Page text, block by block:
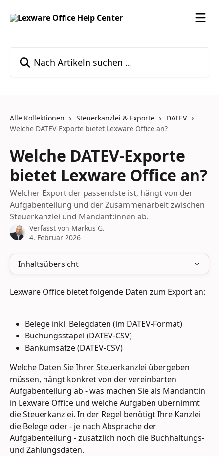
Alle Kollektionen Steuerkanzlei & Exporte
DATEV
Welche DATEV-Exporte bietet Lexware Office an?
Welche DATEV-Exporte
bietet Lexware Office an?
Welcher Export der passendste ist, hängt von der
Aufgabenteilung und der Zusammenarbeit zwischen
Steuerkanzlei und Mandant:innen ab.
Verfasst von Markus G.
4. Februar 2026
Inhaltsübersicht
Lexware Office bietet folgende Daten zum Export an:
Belege inkl. Belegdaten (im DATEV-Format)
Buchungsstapel (DATEV-CSV)
Bankumsätze (DATEV-CSV)
Welche Daten Sie Ihrer Steuerkanzlei übergeben
müssen, hängt konkret von der vereinbarten
Aufgabenteilung ab - was machen Sie als Mandant:in
in Lexware Office und welche Aufgaben übernimmt
die Steuerkanzlei. In der Regel benötigt Ihre Kanzlei
die Belege oder - je nach Absprache der
Aufgabenteilung - zusätzlich noch die Buchhaltungs-
und Zahlungsdaten.